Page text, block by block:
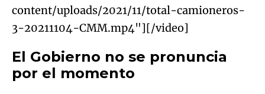
content/uploads/2021/11/total-camioneros-
3-20211104-CMM.mp4"][/video]
El Gobierno no se pronuncia
por el momento